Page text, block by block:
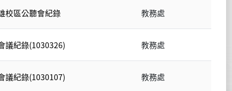
校區公聽會紀錄 教務處
議紀錄(1030326) 教務處
議紀錄(1030107) 教務處